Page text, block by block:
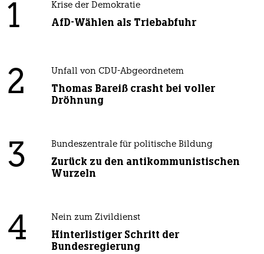
1 Krise der Demokratie
AfD-Wählen als Triebabfuhr
2 Unfall von CDU-Abgeordnetem
Thomas Bareiß crasht bei voller
Dröhnung
3 Bundeszentrale für politische Bildung
Zurück zu den antikommunistischen
Wurzeln
4 Nein zum Zivildienst
Hinterlistiger Schritt der
Bundesregierung